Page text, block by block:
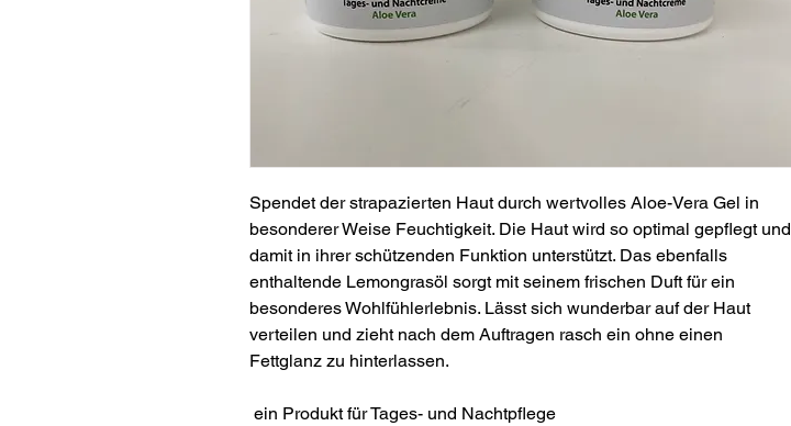
Spendet der strapazierten Haut durch wertvolles Aloe-Vera Gel in
besonderer Weise Feuchtigkeit. Die Haut wird so optimal gepflegt und
damit in ihrer schützenden Funktion unterstützt. Das ebenfalls
enthaltende Lemongrasöl sorgt mit seinem frischen Duft für ein
besonderes Wohlfühlerlebnis. Lässt sich wunderbar auf der Haut
verteilen und zieht nach dem Auftragen rasch ein ohne einen
Fettglanz zu hinterlassen.
ein Produkt für Tages- und Nachtpflege